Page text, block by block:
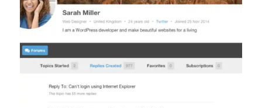
profilo utente Ultimate
Member dove si
mostrano tutte gli
argomenti o le risposte